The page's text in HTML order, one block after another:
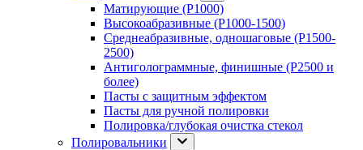
Матирующие (P1000)
Высокоабразивные (P1000-1500)
Среднеабразивные, одношаговые (P1500-
2500)
Антиголограммные, финишные (P2500 и
более)
Пасты с защитным эффектом
Пасты для ручной полировки
Полировка/глубокая очистка стекол
Полировальники